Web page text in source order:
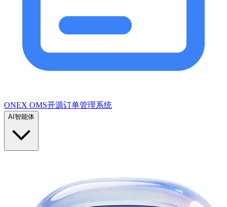
ONEX OMS开源订单管理系统
AI智能体